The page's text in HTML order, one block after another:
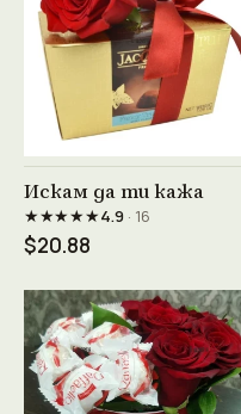
Виж продукта →
Искам да ти кажа
★★★★★4.9· 16
$20.88